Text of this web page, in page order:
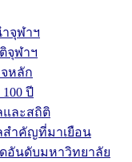
จุฬาฯ
จุฬาฯ
หลัก
ปี
ละสถิติ
ำคัญที่มาเยือน
อันดับมหาวิทยาลัย